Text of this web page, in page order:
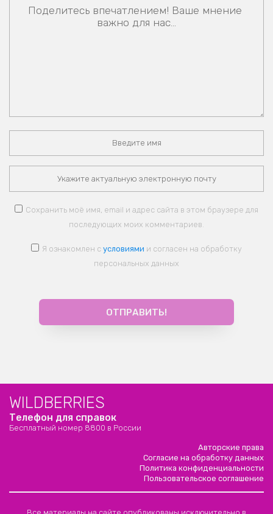
Сохранить моё имя, email и адрес сайта в этом браузере для
последующих моих комментариев.
Я ознакомлен с условиями и согласен на обработку
персональных данных
WILDBERRIES
Телефон для справок
Бесплатный номер 8800 в России
Авторские права
Согласие на обработку данных
Политика конфиденциальности
Пользовательское соглашение